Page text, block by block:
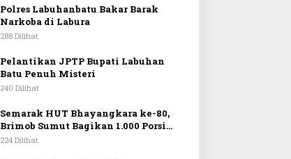
Polres Labuhanbatu Bakar Barak
Narkoba di Labura
288 Dilihat
Pelantikan JPTP Bupati Labuhan
Batu Penuh Misteri
240 Dilihat
Semarak HUT Bhayangkara ke-80,
Brimob Sumut Bagikan 1.000 Porsi
Makan Gratis dan Gelar Pasar Murah
224 Dilihat